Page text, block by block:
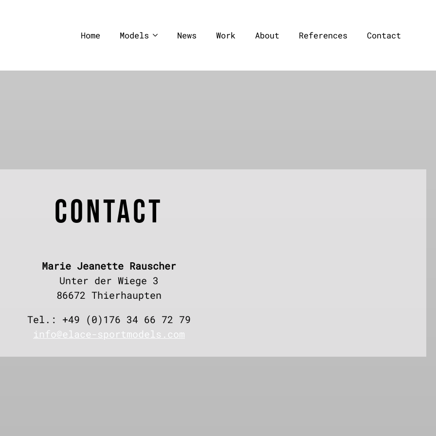
Home Models News Work About References Contact
CONTACT
Marie Jeanette Rauscher
Unter der Wiege 3
86672 Thierhaupten
Tel.: +49 (0)176 34 66 72 79
info@elace-sportmodels.com